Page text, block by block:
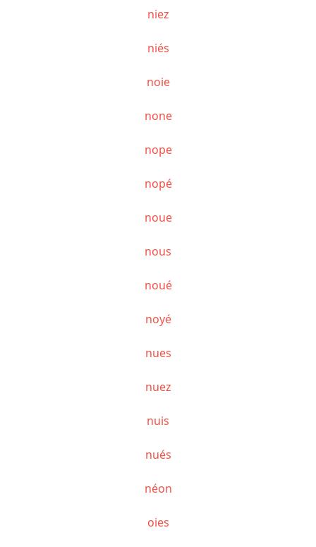
niez
niés
noie
none
nope
nopé
noue
nous
noué
noyé
nues
nuez
nuis
nués
néon
oies